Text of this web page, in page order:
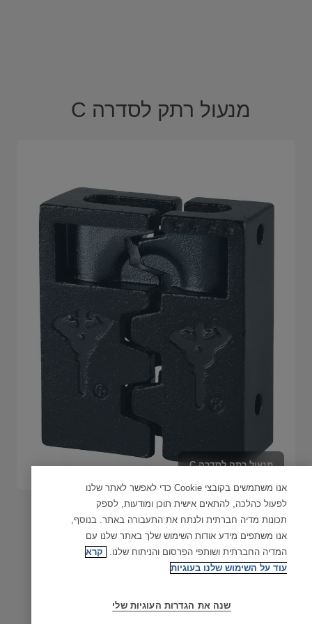
מנעול רתק לסדרה C
בית מנעול למנעולי תלי סדרה C של מולטילוק עם אנקול נשלף של
מולטילוק. ניתן לחבר בריתוך או ברגים למבנה פלדה, עץ או אלומיניום
מנעול רתק לסדרה C
אנו משתמשים בקובצי Cookie כדי לאפשר לאתר שלנו
לפעול כהלכה, להתאים אישית תוכן ומודעות, לספק
תכונות מדיה חברתית ולנתח את התעבורה באתר. בנוסף,
אנו משתפים מידע אודות השימוש שלך באתר שלנו עם
המדיה החברתית ושותפי הפרסום והניתוח שלנו.
קרא
עוד על השימוש שלנו בעוגיות
שנה את הגדרות העוגיות שלי